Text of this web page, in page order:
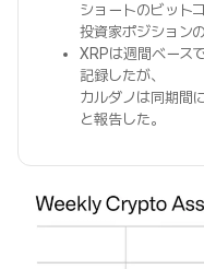
ショートのビット
投資家ポジション
XRPは週間ベース
記録したが、
カルダノは同期間
と報告した。